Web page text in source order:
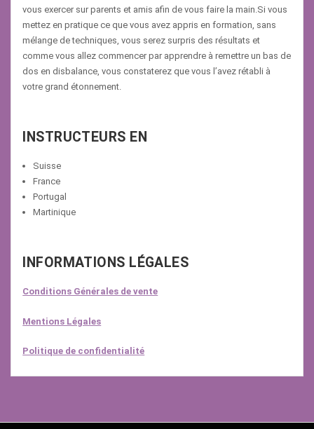
vous exercer sur parents et amis afin de vous faire la main.Si vous
mettez en pratique ce que vous avez appris en formation, sans
mélange de techniques, vous serez surpris des résultats et
comme vous allez commencer par apprendre à remettre un bas de
dos en disbalance, vous constaterez que vous l’avez rétabli à
votre grand étonnement.
INSTRUCTEURS EN
Suisse
France
Portugal
Martinique
INFORMATIONS LÉGALES
Conditions Générales de vente
Mentions Légales
Politique de confidentialité